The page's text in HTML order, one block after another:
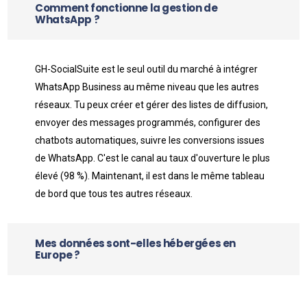
Comment fonctionne la gestion de
WhatsApp ?
GH-SocialSuite est le seul outil du marché à intégrer
WhatsApp Business au même niveau que les autres
réseaux. Tu peux créer et gérer des listes de diffusion,
envoyer des messages programmés, configurer des
chatbots automatiques, suivre les conversions issues
de WhatsApp. C'est le canal au taux d'ouverture le plus
élevé (98 %). Maintenant, il est dans le même tableau
de bord que tous tes autres réseaux.
Mes données sont-elles hébergées en
Europe ?